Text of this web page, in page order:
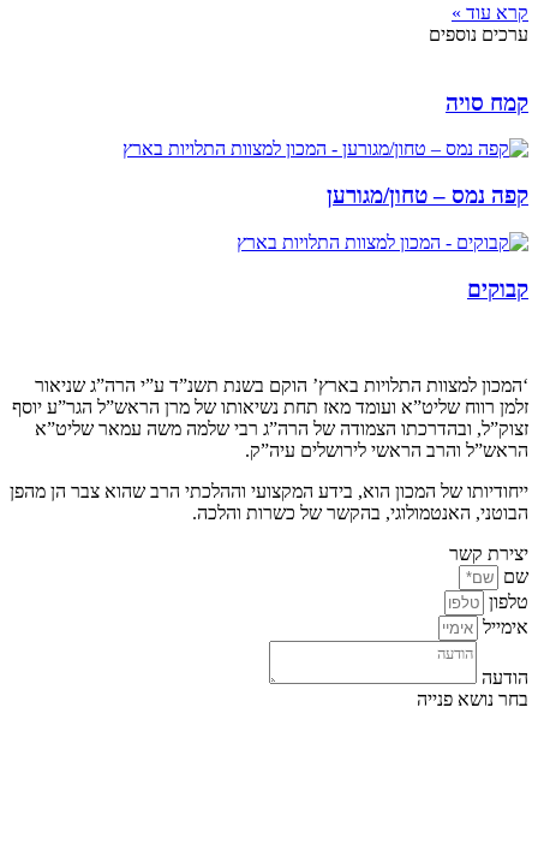
קרא עוד »
ערכים נוספים
קמח סויה
קפה נמס – טחון/מגורען
קבוקים
‘המכון למצוות התלויות בארץ’ הוקם בשנת תשנ”ד ע”י הרה”ג שניאור
זלמן רווח שליט”א ועומד מאז תחת נשיאותו של מרן הראש”ל הגר”ע יוסף
זצוק”ל, ובהדרכתו הצמודה של הרה”ג רבי שלמה משה עמאר שליט”א
הראש”ל והרב הראשי לירושלים עיה”ק.
ייחודיותו של המכון הוא, בידע המקצועי וההלכתי הרב שהוא צבר הן מהפן
הבוטני, האנטמולוגי, בהקשר של כשרות והלכה.
יצירת קשר
שם
טלפון
אימייל
הודעה
בחר נושא פנייה